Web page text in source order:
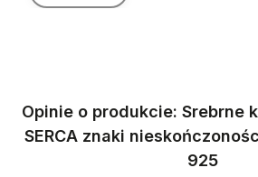
Opinie o produkcie: Srebrne
SERCA znaki
925